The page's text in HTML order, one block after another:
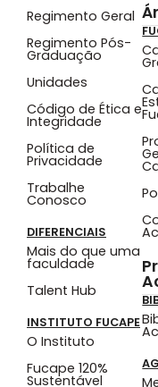
Regimento Geral
Regimento Pós-
Graduação
Unidades
Código de Ética e
Integridade
Política de
Privacidade
Trabalhe
Conosco
DIFERENCIAIS
Mais do que uma
faculdade
Talent Hub
INSTITUTO FUCAPE
O Instituto
Fucape 120%
Sustentável